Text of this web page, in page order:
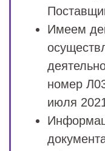
Имеем
номер
июля